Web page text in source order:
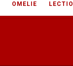
OMELIE LECTIO